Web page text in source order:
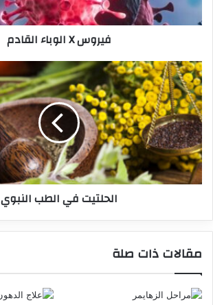
فيروس X الوباء القادم
الحلتيت في الطب النبوي
مقالات ذات صلة